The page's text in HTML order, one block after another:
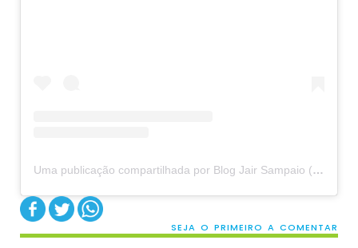
Uma publicação compartilhada por Blog Jair Sampaio (@blogjairsampaio_)
SEJA O PRIMEIRO A COMENTAR